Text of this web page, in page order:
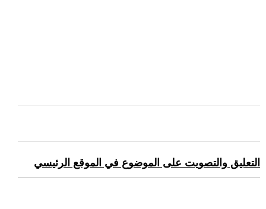
التعليق والتصويت على الموضوع في الموقع الرئيسي